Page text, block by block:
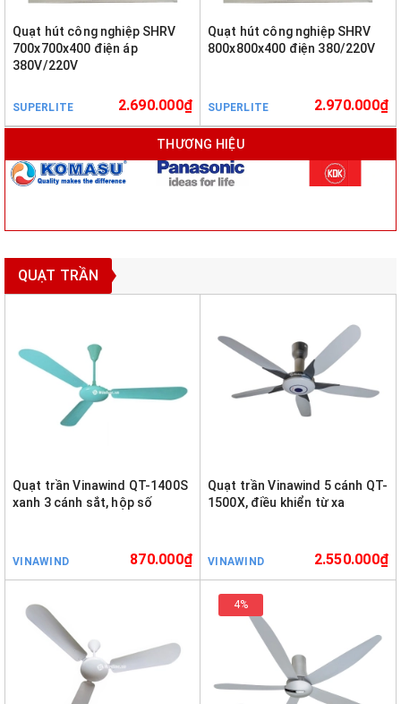
Quạt hút công nghiệp SHRV
700x700x400 điện áp
380V/220V
SUPERLITE 2.690.000₫
Quạt hút công nghiệp SHRV
800x800x400 điện 380/220V
SUPERLITE 2.970.000₫
THƯƠNG HIỆU
QUẠT TRẦN
Quạt trần Vinawind QT-1400S
xanh 3 cánh sắt, hộp số
VINAWIND 870.000₫
Quạt trần Vinawind 5 cánh QT-
1500X, điều khiển từ xa
VINAWIND 2.550.000₫
4%